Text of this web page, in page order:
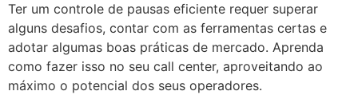
Ter um controle de pausas eficiente requer superar
alguns desafios, contar com as ferramentas certas e
adotar algumas boas práticas de mercado. Aprenda
como fazer isso no seu call center, aproveitando ao
máximo o potencial dos seus operadores.